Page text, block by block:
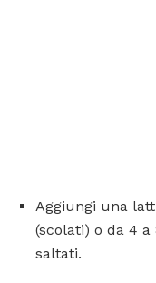
Aggiungi una
(scolati) o da 4
saltati.